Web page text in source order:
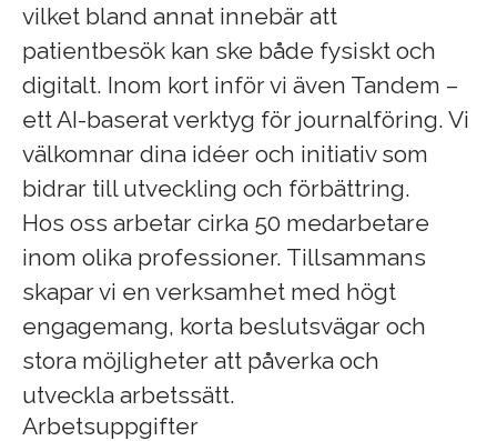
vilket bland annat innebär att
patientbesök kan ske både fysiskt och
digitalt. Inom kort inför vi även Tandem –
ett AI-baserat verktyg för journalföring. Vi
välkomnar dina idéer och initiativ som
bidrar till utveckling och förbättring.
Hos oss arbetar cirka 50 medarbetare
inom olika professioner. Tillsammans
skapar vi en verksamhet med högt
engagemang, korta beslutsvägar och
stora möjligheter att påverka och
utveckla arbetssätt.
Arbetsuppgifter